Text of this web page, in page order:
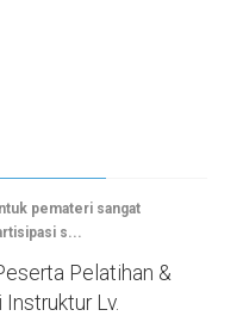
pemateri sangat
s...
Pelatihan &
Lv.